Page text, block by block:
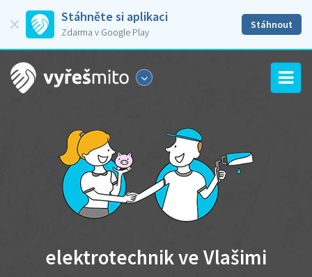
Stáhněte si aplikaci
Zdarma v Google Play
Stáhnout
elektrotechnik ve Vlašimi